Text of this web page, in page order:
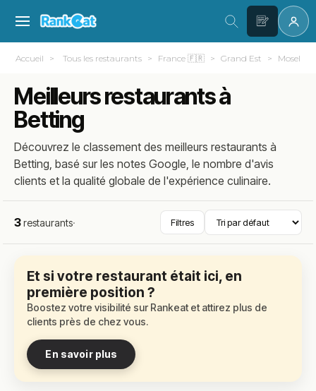
Accueil Tous les restaurants France 🇫🇷 Grand Est Moselle
Meilleurs restaurants à
Betting
Découvrez le classement des meilleurs restaurants à
Betting, basé sur les notes Google, le nombre d'avis
clients et la qualité globale de l'expérience culinaire.
3restaurants· Filtres
Et si votre restaurant était ici, en
première position ?
Boostez votre visibilité sur Rankeat et attirez plus de
clients près de chez vous.
En savoir plus